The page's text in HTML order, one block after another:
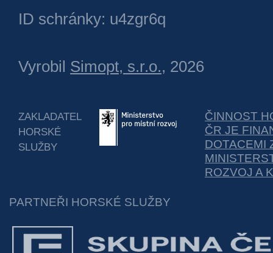
ID schránky: u4zgr6q
Vyrobil Simopt, s.r.o., 2026
ZAKLADATEL
HORSKÉ
SLUŽBY
ČINNOST
ČR JE
DOTACEMI
ROZVOJ A
PARTNEŘI HORSKÉ SLUŽBY